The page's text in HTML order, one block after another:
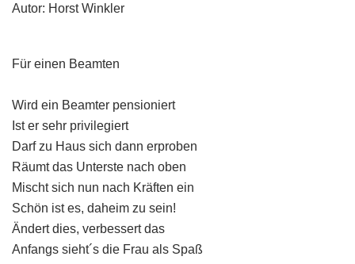
Autor: Horst Winkler
Für einen Beamten
Wird ein Beamter pensioniert
Ist er sehr privilegiert
Darf zu Haus sich dann erproben
Räumt das Unterste nach oben
Mischt sich nun nach Kräften ein
Schön ist es, daheim zu sein!
Ändert dies, verbessert das
Anfangs sieht´s die Frau als Spaß